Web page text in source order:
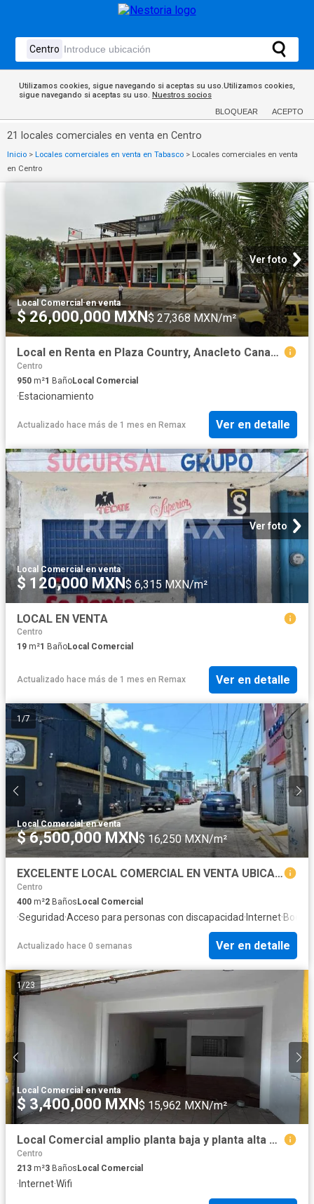
Utilizamos cookies, sigue navegando si aceptas su uso.Utilizamos cookies,
sigue navegando si aceptas su uso. Nuestros socios
BLOQUEAR ACEPTO
21 locales comerciales en venta en Centro
Inicio > Locales comerciales en venta en Tabasco > Locales comerciales en venta
en Centro
Ver foto
Local Comercial·en venta
$ 26,000,000 MXN$ 27,368 MXN/m²
Local en Renta en Plaza Country, Anacleto Canabal 3a Sección, Villahermosa, Tabasco
Centro
950 m²1 BañoLocal Comercial
·Estacionamiento
Actualizado hace más de 1 mes en Remax Ver en detalle
Ver foto
Local Comercial·en venta
$ 120,000 MXN$ 6,315 MXN/m²
LOCAL EN VENTA
Centro
19 m²1 BañoLocal Comercial
Actualizado hace más de 1 mes en Remax Ver en detalle
1 /7
Local Comercial·en venta
$ 6,500,000 MXN$ 16,250 MXN/m²
EXCELENTE LOCAL COMERCIAL EN VENTA UBICADO EN JOSÉ COLOMO, VILLAHERMOSA, CENTRO, TABASCO.
Centro
400 m²2 Baños Local Comercial
·Seguridad·Acceso para personas con discapacidad· Internet·
Actualizado hace 0 semanas Ver en detalle
1/23
Local Comercial·en venta
$ 3,400,000 MXN$ 15,962 MXN/m²
Local Comercial amplio planta baja y planta alta Paseo Tabasco diversos giros
Centro
213 m²3 BañosLocal Comercial
·Internet·Wifi